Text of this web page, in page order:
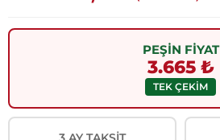
PEŞİN FİYAT
3.665 ₺
TEK ÇEKİM